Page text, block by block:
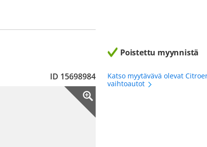
ID 15698984
Poistettu myynnistä
Katso myytävävä olevat
vaihtoautot